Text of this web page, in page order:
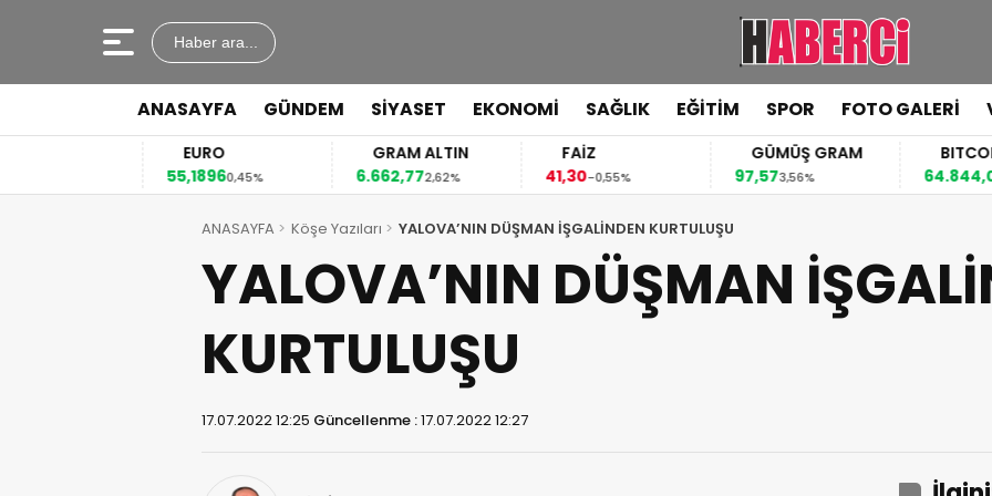
Haber ara...
ANASAYFA GÜNDEM SİYASET EKONOMİ SAĞLIK EĞİTİM SPOR FOTO GALERİ
0,45%
GRAM ALTIN
6.662,772,62% -0,55%
GÜMÜŞ GRAM
3,56%
64.844,000,70%
ANASAYFA Köşe Yazıları YALOVA’NIN DÜŞMAN İŞGALİNDEN KURTULUŞU
YALOVA’NIN DÜŞMAN
KURTULUŞU
17.07.2022 12:25 Güncellenme :17.07.2022 12:27